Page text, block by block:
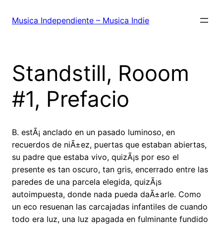
Musica Independiente – Musica Indie
Standstill, Rooom
#1, Prefacio
B. estÃ¡ anclado en un pasado luminoso, en
recuerdos de niÃ±ez, puertas que estaban abiertas,
su padre que estaba vivo, quizÃ¡s por eso el
presente es tan oscuro, tan gris, encerrado entre las
paredes de una parcela elegida, quizÃ¡s
autoimpuesta, donde nada pueda daÃ±arle. Como
un eco resuenan las carcajadas infantiles de cuando
todo era luz, una luz apagada en fulminante fundido